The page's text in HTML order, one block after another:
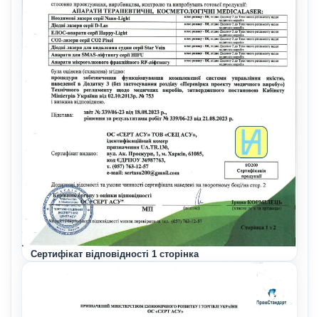
Сертифікат відповідності 1 сторінка